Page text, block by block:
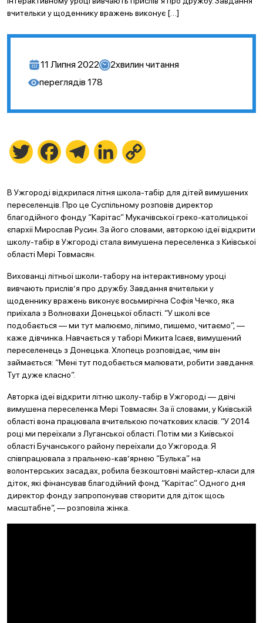
вчительки у щоденнику вражень виконує […]
11 Липня 2022 2хвилин читання
переглядів 178
Twitter FacebookTelegramLinkedIn
В Ужгороді відкрилася літня школа-табір для дітей вимушених
переселенців. Про це Суспільному розповів директор
благодійного фонду “Карітас” Мукачівської греко-католицької
єпархії Мирослав Русин. За його словами, авторкою ідеї відкрити
школу-табір в Ужгороді стала вимушена переселенка з Київської
області Мері Товмасян.
Вихованці літньої школи-табору на інтерактивному уроці
вивчають прислів’я про дружбу. Завдання вчительки у
щоденнику вражень виконує восьмирічна Софія Чечко, яка
приїхала з Волновахи Донецької області. “У школі все
подобається — ми тут малюємо, ліпимо, пишемо, читаємо”, —
каже дівчинка. Навчається у таборі Микита Ісаєв, вимушений
переселенець з Донецька. Хлопець розповідає, чим він
займається: “Мені тут подобається малювати, робити завдання.
Тут дуже класно”.
Авторка ідеї відкрити літню школу-табір в Ужгороді — двічі
вимушена переселенка Мері Товмасян. За її словами, у Київській
області вона працювала вчителькою початкових класів. “У 2014
році ми переїхали з Луганської області. Потім ми з Київської
області Бучанського району переїхали до Ужгорода. Я
співпрацювала з пральнею-кав’ярнею “Булька” на
волонтерських засадах, робила безкоштовні майстер-класи для
діток, які фінансував благодійний фонд “Карітас”. Одного дня
директор фонду запропонував створити для діток щось
масштабне”, — розповіла жінка.